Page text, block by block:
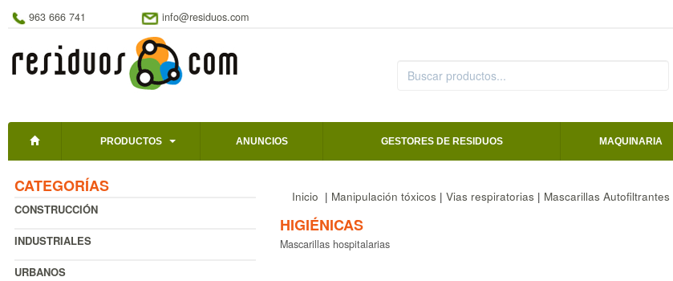
963 666 741 info@residuos.com
PRODUCTOS ANUNCIOS GESTORES DE RESIDUOS MAQUINARIA
CATEGORÍAS
CONSTRUCCIÓN
INDUSTRIALES
URBANOS
Inicio | Manipulación tóxicos | Vias respiratorias | Mascarillas Autofiltrantes
HIGIÉNICAS
Mascarillas hospitalarias